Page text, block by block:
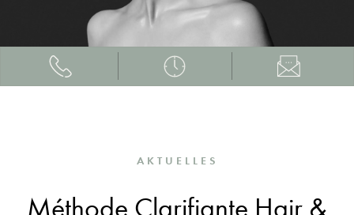
AKTUELLES
Méthode Clarifiante Hair &